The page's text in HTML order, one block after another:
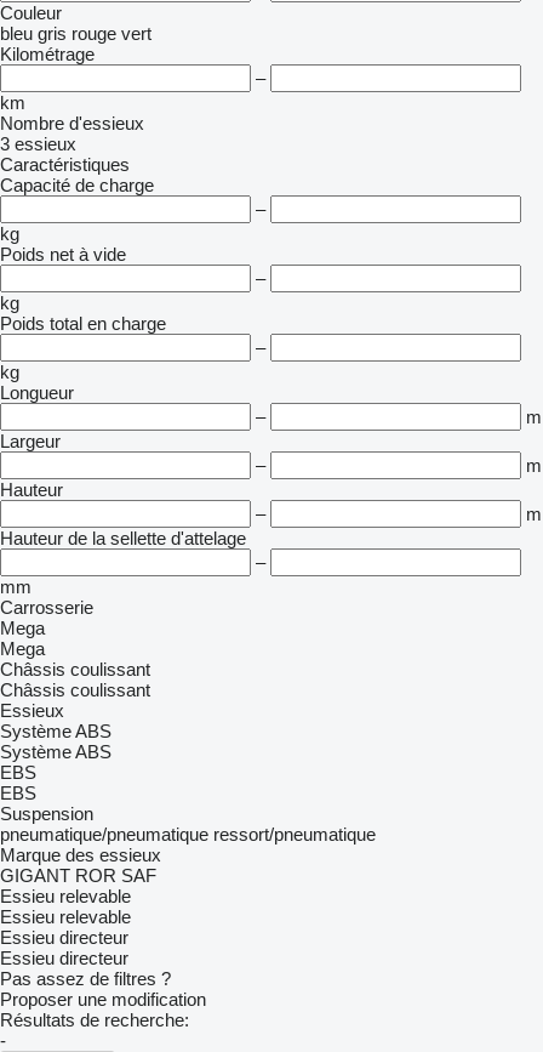
Couleur
bleu gris rouge vert
Kilométrage
–
km
Nombre d'essieux
3 essieux
Caractéristiques
Capacité de charge
–
kg
Poids net à vide
–
kg
Poids total en charge
–
kg
Longueur
–
m
Largeur
–
m
Hauteur
–
m
Hauteur de la sellette d'attelage
–
mm
Carrosserie
Mega
Mega
Châssis coulissant
Châssis coulissant
Essieux
Système ABS
Système ABS
EBS
EBS
Suspension
pneumatique/pneumatique ressort/pneumatique
Marque des essieux
GIGANT ROR SAF
Essieu relevable
Essieu relevable
Essieu directeur
Essieu directeur
Pas assez de filtres ?
Proposer une modification
Résultats de recherche:
-